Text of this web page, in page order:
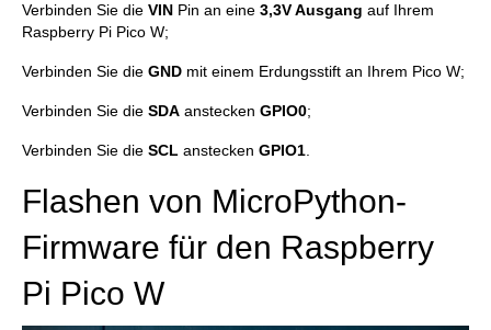
Verbinden Sie die VIN Pin an eine 3,3V Ausgang auf Ihrem
Raspberry Pi Pico W;
Verbinden Sie die GND mit einem Erdungsstift an Ihrem Pico W;
Verbinden Sie die SDA anstecken GPIO0;
Verbinden Sie die SCL anstecken GPIO1.
Flashen von MicroPython-
Firmware für den Raspberry
Pi Pico W